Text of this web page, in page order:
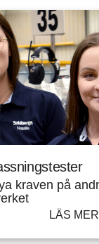
kraven på
LÄS